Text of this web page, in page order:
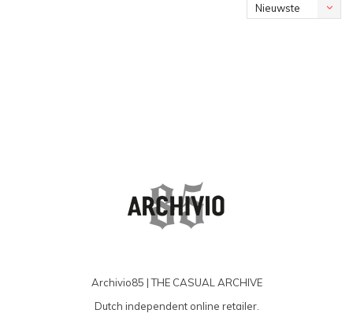
Nieuwste
Archivio85 | THE CASUAL ARCHIVE
Dutch independent online retailer.